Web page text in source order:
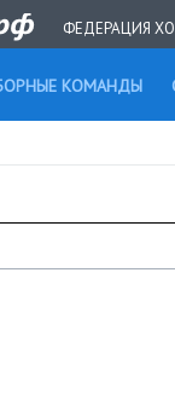
ФЕДЕРАЦИЯ
КОМАНДЫ